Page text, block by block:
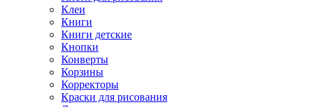
Клеи
Книги
Книги детские
Кнопки
Конверты
Корзины
Корректоры
Краски для рисования